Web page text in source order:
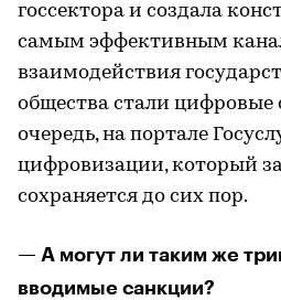
госсектора и создала
самым эффективным
взаимодействия
общества стали цифровые
очередь, на портале
цифровизации, который
сохраняется до сих пор.
— А могут ли таким же
вводимые санкции?